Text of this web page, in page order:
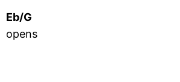
Eb/G
opens